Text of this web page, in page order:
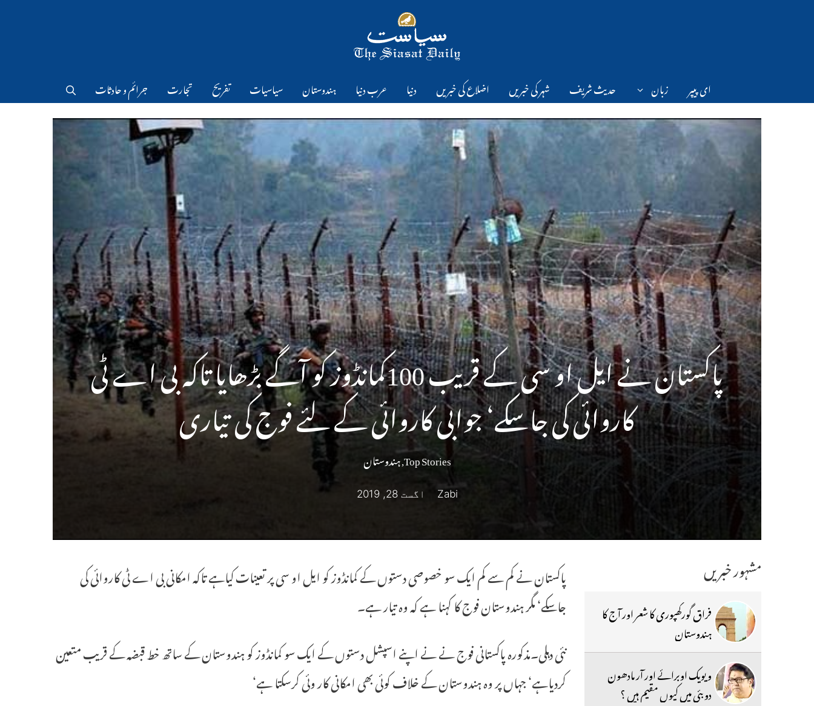
ای پیپر زبان حدیث شریف شہر کی خبریں اضلاع کی خبریں دنیا عرب دنیا ہندوستان سیاسیات تفریح تجارت جرائم و حادثات
پاکستان نے ایل او سی کے قریب 100کمانڈوز کو آگے بڑھایا تاکہ بی اے ٹی
کاروائی کی جاسکے‘ جوابی کاروائی کے لئے فوج کی تیاری
Top Stories
,ہندوستان
Zabi اگست 28, 2019
پاکستان نے کم سے کم ایک سو خصوصی دستوں کے کمانڈوز کو ایل او سی پر تعینات کیاہے تاکہ امکانی بی اے ٹی کاروائی کی
جاسکے‘ مگر ہندوستان فوج کا کہنا ہے کہ وہ تیار ہے۔
نئی دہلی۔مذکورہ پاکستانی فوج نے نے اپنے اسپشل دستوں کے ایک سو کمانڈوز کو ہندوستان کے ساتھ خط قبضہ کے قریب متعین
کردیاہے‘ جہاں پر وہ ہندوستان کے خلاف کوئی بھی امکانی کار وئی کرسکتا ہے‘
مشہور خبریں
فراق گورکھپوری کا شعر اور آج کا
ہندوستان
ویویک اوبرائے اور آر مادھون
دوبئی میں کیوں مقیم ہیں ؟